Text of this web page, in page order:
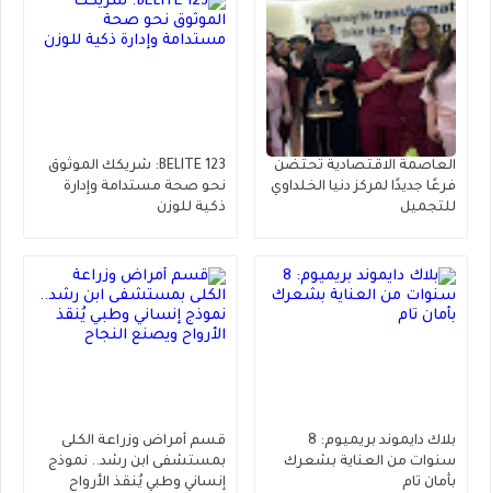
العاصمة الاقتصادية تحتضن
فرعًا جديدًا لمركز دنيا الخلداوي
للتجميل
BELITE 123: شريكك الموثوق
نحو صحة مستدامة وإدارة
ذكية للوزن
‎بلاك دايموند بريميوم: 8
سنوات من العناية بشعرك
بأمان تام
قسم أمراض وزراعة الكلى
بمستشفى ابن رشد.. نموذج
إنساني وطبي يُنقذ الأرواح